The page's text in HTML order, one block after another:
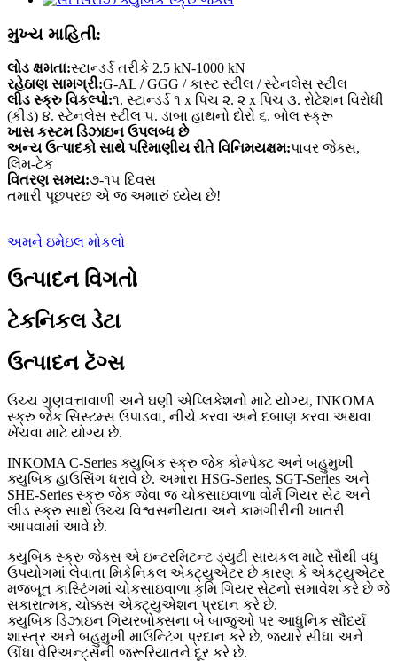
મુખ્ય માહિતી:
લોડ ક્ષમતા:સ્ટાન્ડર્ડ તરીકે 2.5 kN-1000 kN
રહેઠાણ સામગ્રી:G-AL / GGG / કાસ્ટ સ્ટીલ / સ્ટેનલેસ સ્ટીલ
લીડ સ્ક્રુ વિકલ્પો:૧. સ્ટાન્ડર્ડ ૧ x પિચ ૨. ૨ x પિચ ૩. રોટેશન વિરોધી
(કીડ) ૪. સ્ટેનલેસ સ્ટીલ ૫. ડાબા હાથનો દોરો ૬. બોલ સ્ક્રૂ
ખાસ કસ્ટમ ડિઝાઇન ઉપલબ્ધ છે
અન્ય ઉત્પાદકો સાથે પરિમાણીય રીતે વિનિમયક્ષમ:પાવર જેક્સ,
લિમ-ટેક
વિતરણ સમય:૭-૧૫ દિવસ
તમારી પૂછપરછ એ જ અમારું ધ્યેય છે!
અમને ઇમેઇલ મોકલો
ઉત્પાદન વિગતો
ટેકનિકલ ડેટા
ઉત્પાદન ટૅગ્સ
ઉચ્ચ ગુણવત્તાવાળી અને ઘણી એપ્લિકેશનો માટે યોગ્ય, INKOMA
સ્ક્રુ જેક સિસ્ટમ્સ ઉપાડવા, નીચે કરવા અને દબાણ કરવા અથવા
ખેંચવા માટે યોગ્ય છે.
INKOMA C-Series ક્યુબિક સ્ક્રુ જેક કોમ્પેક્ટ અને બહુમુખી
ક્યુબિક હાઉસિંગ ધરાવે છે. અમારા HSG-Series, SGT-Series અને
SHE-Series સ્ક્રુ જેક જેવા જ ચોકસાઇવાળા વોર્મ ગિયર સેટ અને
લીડ સ્ક્રુ સાથે ઉચ્ચ વિશ્વસનીયતા અને કામગીરીની ખાતરી
આપવામાં આવે છે.
ક્યુબિક સ્ક્રુ જેક્સ એ ઇન્ટરમિટન્ટ ડ્યુટી સાયકલ માટે સૌથી વધુ
ઉપયોગમાં લેવાતા મિકેનિકલ એક્ટ્યુએટર છે કારણ કે એક્ટ્યુએટર
મજબૂત કાસ્ટિંગમાં ચોકસાઇવાળા કૃમિ ગિયર સેટનો સમાવેશ કરે છે જે
સકારાત્મક, ચોક્કસ એક્ટ્યુએશન પ્રદાન કરે છે.
ક્યુબિક ડિઝાઇન ગિયરબોક્સના બે બાજુઓ પર આધુનિક સૌંદર્ય
શાસ્ત્ર અને બહુમુખી માઉન્ટિંગ પ્રદાન કરે છે, જ્યારે સીધા અને
ઊંધા વેરિઅન્ટ્સની જરૂરિયાતને દૂર કરે છે.